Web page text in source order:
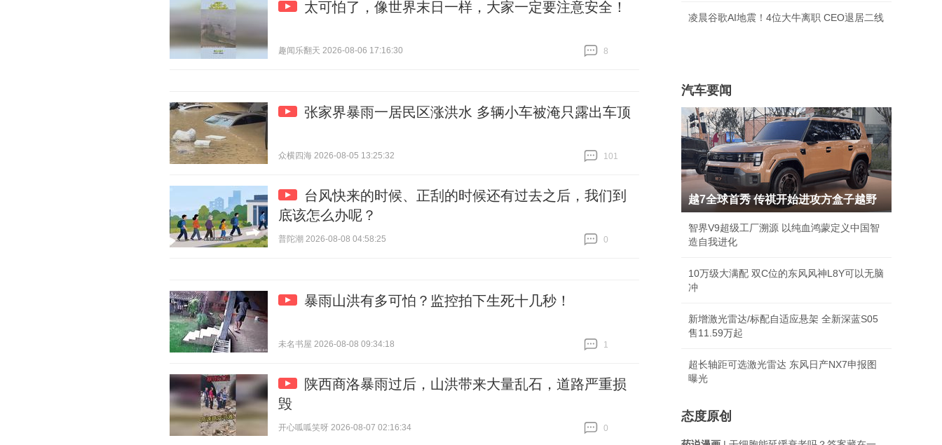
太可怕了，像世界末日一样，大家一定要注意安全！
趣闻乐翻天 2026-08-06 17:16:30
8
张家界暴雨一居民区涨洪水 多辆小车被淹只露出车顶
众横四海 2026-08-05 13:25:32
101
台风快来的时候、正刮的时候还有过去之后，我们到
底该怎么办呢？
普陀潮 2026-08-08 04:58:25
0
暴雨山洪有多可怕？监控拍下生死十几秒！
未名书屋 2026-08-08 09:34:18
1
陕西商洛暴雨过后，山洪带来大量乱石，道路严重损
毁
开心呱呱笑呀 2026-08-07 02:16:34
0
凌晨谷歌AI地震！4位大牛离职 CEO退居二线
汽车要闻
越7全球首秀 传祺开始进攻方盒子越野
智界V9超级工厂溯源 以纯血鸿蒙定义中国智
造自我进化
10万级大满配 双C位的东风风神L8Y可以无脑
冲
新增激光雷达/标配自适应悬架 全新深蓝S05
售11.59万起
超长轴距可选激光雷达 东风日产NX7申报图
曝光
态度原创